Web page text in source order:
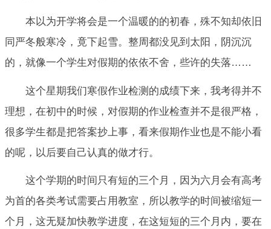
本以为开学将会是一个温暖的的初春，殊不知却依旧
同严冬般寒冷，竟下起雪。整周都没见到太阳，阴沉沉
的，就像一个学生对假期的依依不舍，些许的失落……
这个星期我们寒假作业检测的成绩下来，我考得并不
理想，在初中的时候，对假期的作业检查并不是很严格，
很多学生都是把答案抄上事，看来假期作业也是不能小看
的呢，以后要自己认真的做才行。
这个学期的时间只有短的三个月，因为六月会有高考
为首的各类考试需要占用教室，所以教学的时间被缩短一
个月，这无疑加快教学进度，在这短短的三个月内，要在